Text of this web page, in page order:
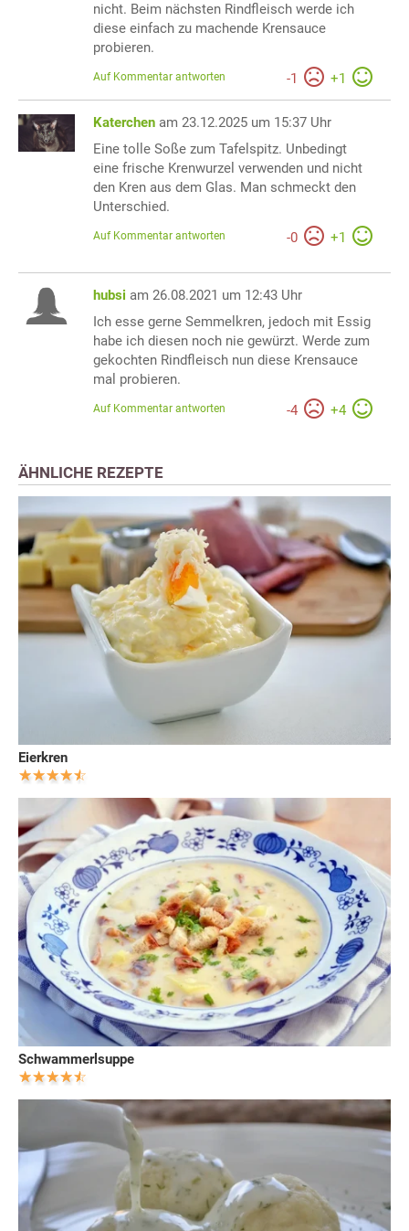
nicht. Beim nächsten Rindfleisch werde ich
diese einfach zu machende Krensauce
probieren.
-1 +1
Auf Kommentar antworten
Katerchen am 23.12.2025 um 15:37 Uhr
Eine tolle Soße zum Tafelspitz. Unbedingt
eine frische Krenwurzel verwenden und nicht
den Kren aus dem Glas. Man schmeckt den
Unterschied.
-0 +1
Auf Kommentar antworten
hubsi am 26.08.2021 um 12:43 Uhr
Ich esse gerne Semmelkren, jedoch mit Essig
habe ich diesen noch nie gewürzt. Werde zum
gekochten Rindfleisch nun diese Krensauce
mal probieren.
-4 +4
Auf Kommentar antworten
ÄHNLICHE REZEPTE
Eierkren
Schwammerlsuppe